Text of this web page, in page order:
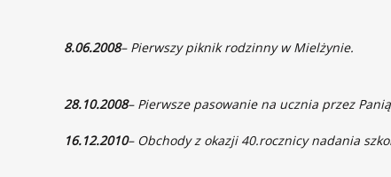
8.06.2008– Pierwszy piknik rodzinny w Mielżynie.
28.10.2008– Pierwsze pasowanie na ucznia przez
16.12.2010– Obchody z okazji 40.rocznicy nadania